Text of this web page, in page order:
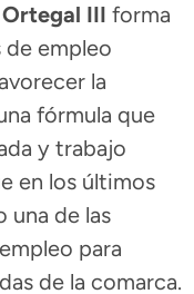
III forma
de empleo
la
fórmula que
y trabajo
en los últimos
una de las
para
de la comarca.